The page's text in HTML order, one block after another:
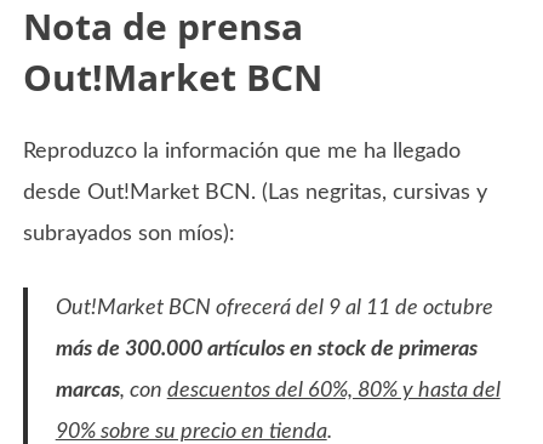
Nota de prensa
Out!Market BCN
Reproduzco la información que me ha llegado
desde Out!Market BCN. (Las negritas, cursivas y
subrayados son míos):
Out!Market BCN ofrecerá del 9 al 11 de octubre
más de 300.000 artículos en stock de primeras
marcas, con descuentos del 60%, 80% y hasta del
90% sobre su precio en tienda.